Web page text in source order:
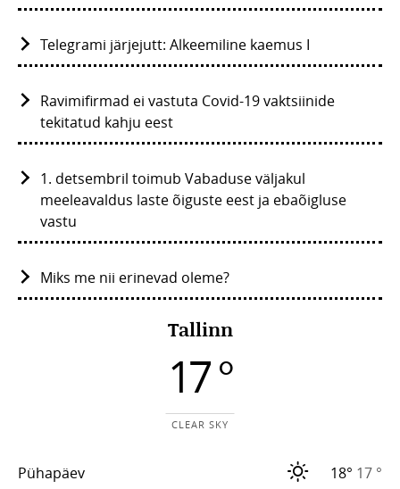
Telegrami järjejutt: Alkeemiline kaemus I
Ravimifirmad ei vastuta Covid-19 vaktsiinide
tekitatud kahju eest
1. detsembril toimub Vabaduse väljakul
meeleavaldus laste õiguste eest ja ebaõigluse
vastu
Miks me nii erinevad oleme?
Tallinn
17 °
CLEAR SKY
Pühapäev 18° 17 °